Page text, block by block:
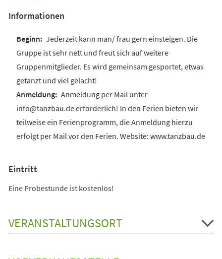
Informationen
Jederzeit kann man/ frau gern einsteigen. Die
Gruppe ist sehr nett und freut sich auf weitere
Gruppenmitglieder. Es wird gemeinsam gesportet, etwas
getanzt und viel gelacht!
Anmeldung per Mail unter
info@tanzbau.de erforderlich! In den Ferien bieten wir
teilweise ein Ferienprogramm, die Anmeldung hierzu
erfolgt per Mail vor den Ferien. Website: www.tanzbau.de
Eintritt
Eine Probestunde ist kostenlos!
VERANSTALTUNGSORT